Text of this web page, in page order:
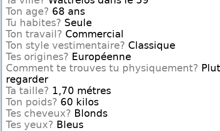
Ton age? 68 ans
Tu habites? Seule
Ton travail? Commercial
Ton style vestimentaire? Classique
Tes origines? Européenne
Comment te trouves tu physiquement?
regarder
Ta taille? 1,70 métres
Ton poids? 60 kilos
Tes cheveux? Blonds
Tes yeux? Bleus